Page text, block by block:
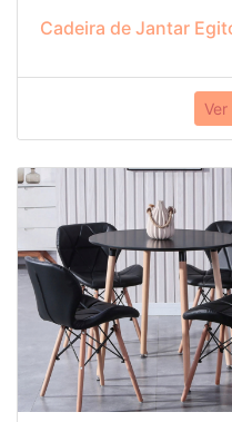
Cadeira de Jantar